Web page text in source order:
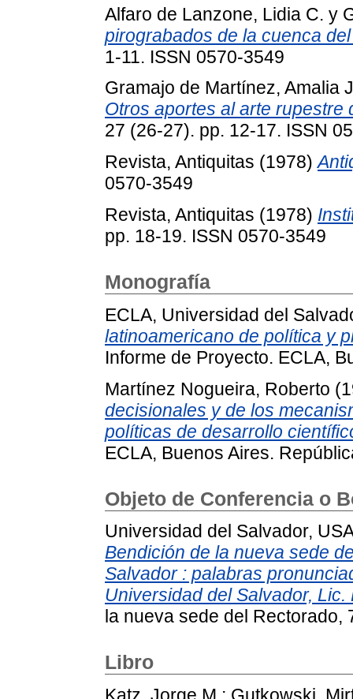
Alfaro de Lanzone, Lidia C. y
pirograbados de la cuenca
1-11. ISSN 0570-3549
Gramajo de Martínez, Amalia
Otros aportes al arte rupestre
27 (26-27). pp. 12-17. ISSN
Revista, Antiquitas (1978)
0570-3549
Revista, Antiquitas (1978)
pp. 18-19. ISSN 0570-3549
Monografía
ECLA, Universidad del
latinoamericano de política y
Informe de Proyecto. ECLA,
Martínez Nogueira, Roberto
decisionales y de los
políticas de desarrollo
ECLA, Buenos Aires.
Objeto de Conferencia o
Universidad del Salvador,
Bendición de la nueva sede
Salvador : palabras
Universidad del Salvador,
la nueva sede del Rectorado,
Libro